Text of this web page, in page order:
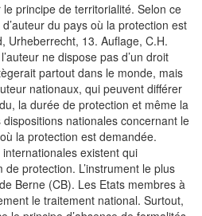
principe de territorialité. Selon ce
du pays où la protection est
Urheberrecht, 13. Auflage, C.H.
ne dispose pas d’un droit
partout dans le monde, mais
nationaux, qui peuvent différer
la durée de protection et même la
nationales concernant le
la protection est demandée.
existent qui
protection. L’instrument le plus
Berne (CB). Les Etats membres à
le traitement national. Surtout,